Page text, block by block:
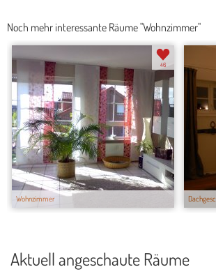
Noch mehr interessante Räume "Wohnzimmer"
Wohnzimmer
46
Aktuell angeschaute Räume